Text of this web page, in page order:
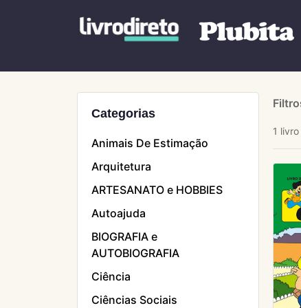
Categorias
Animais De Estimação
Arquitetura
ARTESANATO e HOBBIES
Autoajuda
BIOGRAFIA e
AUTOBIOGRAFIA
Ciência
Ciências Sociais
1